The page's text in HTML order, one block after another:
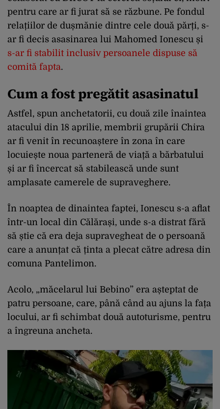
pentru care ar fi jurat să se răzbune. Pe fondul
relațiilor de dușmănie dintre cele două părți, s-
ar fi decis asasinarea lui Mahomed Ionescu și
s-ar fi stabilit inclusiv persoanele dispuse să
comită fapta.
Cum a fost pregătit asasinatul
Astfel, spun anchetatorii, cu două zile înaintea
atacului din 18 aprilie, membrii grupării Chira
ar fi venit în recunoaștere în zona în care
locuiește noua parteneră de viață a bărbatului
și ar fi încercat să stabilească unde sunt
amplasate camerele de supraveghere.
În noaptea de dinaintea faptei, Ionescu s-a aflat
într-un local din Călărași, unde s-a distrat fără
să știe că era deja supravegheat de o persoană
care a anunțat că ținta a plecat către adresa din
comuna Pantelimon.
Acolo, „măcelarul lui Bebino” era așteptat de
patru persoane, care, până când au ajuns la fața
locului, ar fi schimbat două autoturisme, pentru
a îngreuna ancheta.